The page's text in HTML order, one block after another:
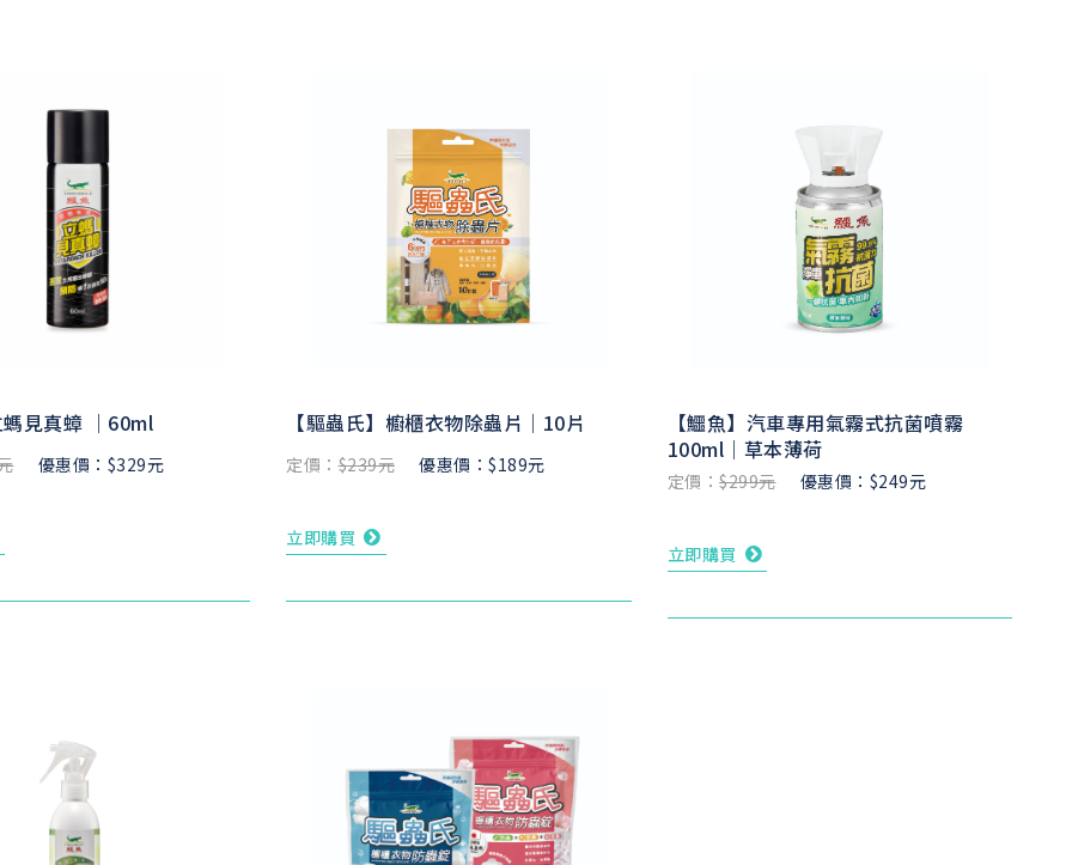
見真蟑 ｜60ml
優惠價：$329元
【驅蟲氏】櫥櫃衣物除蟲片｜10片
定價：$239元 優惠價：$189元
立即購買
【鱷魚】汽車專用氣霧式抗菌噴霧
100ml｜草本薄荷
定價： $299元 優惠價：$249元
立即購買